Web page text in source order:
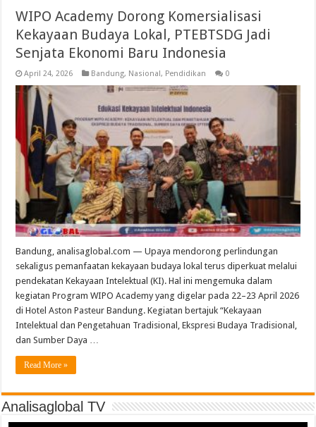
WIPO Academy Dorong Komersialisasi
Kekayaan Budaya Lokal, PTEBTSDG Jadi
Senjata Ekonomi Baru Indonesia
April 24, 2026 Bandung, Nasional, Pendidikan 0
Bandung, analisaglobal.com — Upaya mendorong perlindungan
sekaligus pemanfaatan kekayaan budaya lokal terus diperkuat melalui
pendekatan Kekayaan Intelektual (KI). Hal ini mengemuka dalam
kegiatan Program WIPO Academy yang digelar pada 22–23 April 2026
di Hotel Aston Pasteur Bandung. Kegiatan bertajuk “Kekayaan
Intelektual dan Pengetahuan Tradisional, Ekspresi Budaya Tradisional,
dan Sumber Daya …
Read More »
Analisaglobal TV